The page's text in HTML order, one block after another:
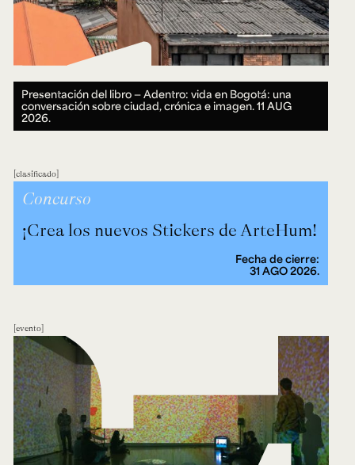
Presentación del libro — Adentro: vida en Bogotá: una
conversación sobre ciudad, crónica e imagen.11 AUG
2026.
clasificado
Concurso
¡Crea los nuevos Stickers de ArteHum!
Fecha de cierre:
31 AGO 2026.
evento